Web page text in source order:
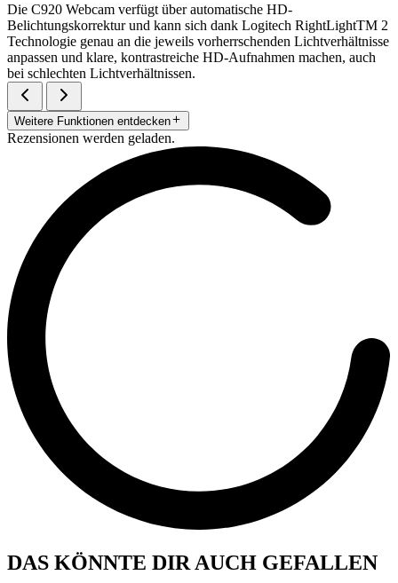
Die C920 Webcam verfügt über automatische HD-
Belichtungskorrektur und kann sich dank Logitech RightLightTM 2
Technologie genau an die jeweils vorherrschenden Lichtverhältnisse
anpassen und klare, kontrastreiche HD-Aufnahmen machen, auch
bei schlechten Lichtverhältnissen.
Weitere Funktionen entdecken
Rezensionen werden geladen.
DAS KÖNNTE DIR AUCH GEFALLEN